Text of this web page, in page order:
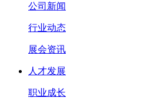
公司新闻
行业动态
展会资讯
人才发展
职业成长